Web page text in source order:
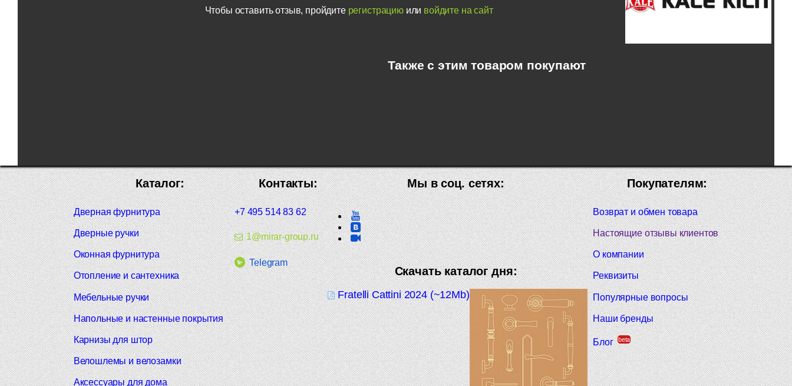
Чтобы оставить отзыв, пройдите регистрациюили войдите на сайт
Также с этим товаром покупают
Покупателям:
Возврат и обмен товара
Настоящие отзывы клиентов
О компании
Реквизиты
Популярные вопросы
Наши бренды
Блог beta
Мы в соц. сетях:
Скачать каталог дня:
Fratelli Cattini 2024 (~12Mb)
Контакты:
+7 495 514 83 62
1@mirar-group.ru
Telegram
Каталог:
Дверная фурнитура
Дверные ручки
Оконная фурнитура
Отопление и сантехника
Мебельные ручки
Напольные и настенные покрытия
Карнизы для штор
Велошлемы и велозамки
Аксессуары для дома